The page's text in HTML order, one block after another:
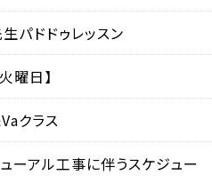
パドドゥレッスン
曜日】
クラス
ーアル工事に伴うスケジュー